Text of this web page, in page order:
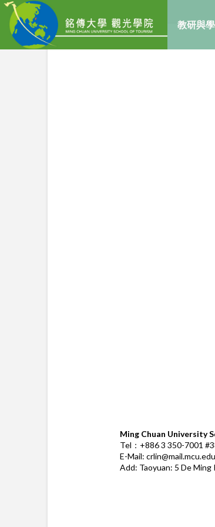
教研與
Ming Chuan University
Tel：+886 3 350-7001
E-Mail:
Add: Taoyuan: 5 De Ming